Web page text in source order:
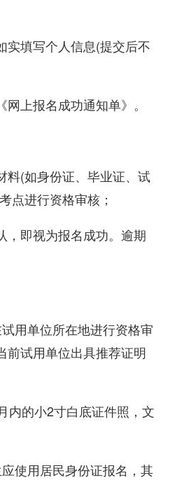
实填写个人信息(提交后不
上报名成功通知单》。
料(如身份证、毕业证、试
点进行资格审核；
，即视为报名成功。逾期
用单位所在地进行资格审
前试用单位出具推荐证明
内的小2寸白底证件照，文
使用居民身份证报名，其